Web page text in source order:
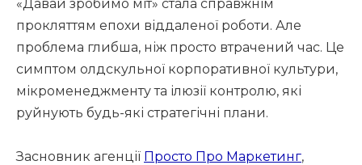
«Давай зробимо міт» стала справжнім
прокляттям епохи віддаленої роботи. Але
проблема глибша, ніж просто втрачений час. Це
симптом олдскульної корпоративної культури,
мікроменеджменту та ілюзії контролю, які
руйнують будь-які стратегічні плани.
Засновник агенції Просто Про Маркетинг,